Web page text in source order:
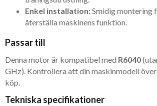
Enkel installation:Smidig montering
återställa maskinens funktion.
Passar till
Denna motor är kompatibel med R6040
GHz). Kontrollera att din maskinmodell
köp.
Tekniska specifikationer